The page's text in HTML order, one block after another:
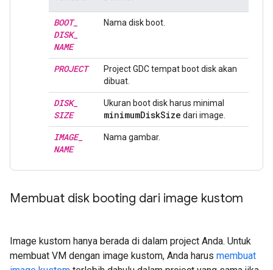
BOOT_
DISK_
NAME
Nama disk boot.
PROJECT
Project GDC tempat boot disk akan
dibuat.
DISK_
SIZE
Ukuran boot disk harus minimal
minimumDiskSize dari image.
IMAGE_
NAME
Nama gambar.
Membuat disk booting dari image kustom
Image kustom hanya berada di dalam project Anda. Untuk
membuat VM dengan image kustom, Anda harus membuat